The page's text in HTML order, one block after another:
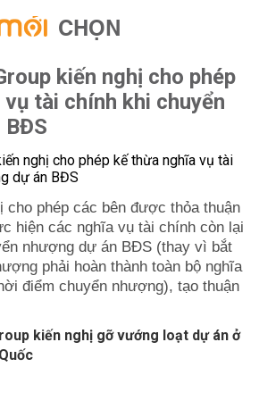
CHỌN
kiến nghị cho phép
tài chính khi chuyển
BĐS
cho phép các bên được thỏa thuận
hiện các nghĩa vụ tài chính còn lại
nhượng dự án BĐS (thay vì bắt
phải hoàn thành toàn bộ nghĩa
điểm chuyển nhượng), tạo thuận
kiến nghị gỡ vướng loạt dự án ở